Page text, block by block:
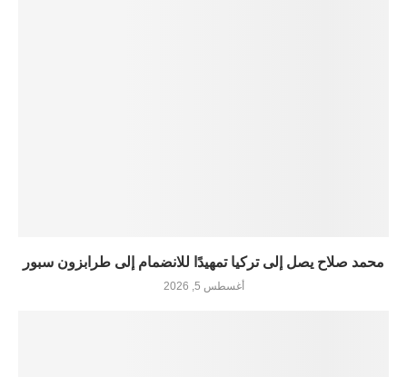
محمد صلاح يصل إلى تركيا تمهيدًا للانضمام إلى طرابزون سبور
أغسطس 5, 2026